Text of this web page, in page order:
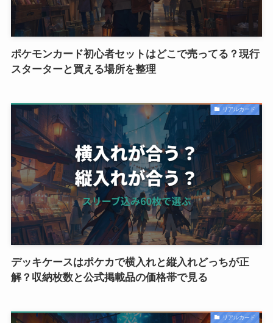
ポケモンカード初心者セットはどこで売ってる？現行
スターターと買える場所を整理
リアルカード
デッキケースはポケカで横入れと縦入れどっちが正
解？収納枚数と公式掲載品の価格帯で見る
リアルカード